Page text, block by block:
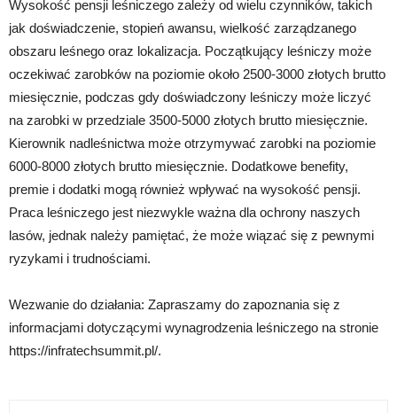
Wysokość pensji leśniczego zależy od wielu czynników, takich
jak doświadczenie, stopień awansu, wielkość zarządzanego
obszaru leśnego oraz lokalizacja. Początkujący leśniczy może
oczekiwać zarobków na poziomie około 2500-3000 złotych brutto
miesięcznie, podczas gdy doświadczony leśniczy może liczyć
na zarobki w przedziale 3500-5000 złotych brutto miesięcznie.
Kierownik nadleśnictwa może otrzymywać zarobki na poziomie
6000-8000 złotych brutto miesięcznie. Dodatkowe benefity,
premie i dodatki mogą również wpływać na wysokość pensji.
Praca leśniczego jest niezwykle ważna dla ochrony naszych
lasów, jednak należy pamiętać, że może wiązać się z pewnymi
ryzykami i trudnościami.
Wezwanie do działania: Zapraszamy do zapoznania się z
informacjami dotyczącymi wynagrodzenia leśniczego na stronie
https://infratechsummit.pl/.